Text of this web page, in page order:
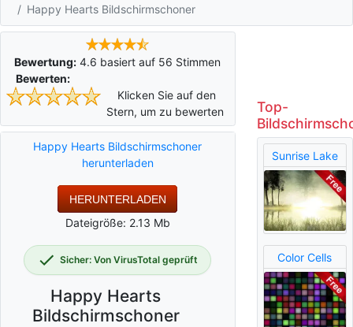
Happy Hearts Bildschirmschoner
Bewertung: 4.6 basiert auf 56 Stimmen
Bewerten:
Klicken Sie auf den
Stern, um zu bewerten
Happy Hearts Bildschirmschoner
herunterladen
HERUNTERLADEN
Dateigröße: 2.13 Mb
Sicher: Von VirusTotal geprüft
Happy Hearts
Bildschirmschoner
Top-
Sunrise Lake
Color Cells